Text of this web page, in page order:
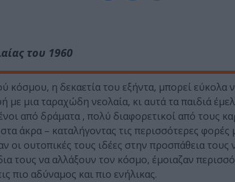
του 1960
κόσμου, η δεκαετία του εξήντα, μπορεί εύκολα
με μια ταραχώδη νεολαία, κι αυτά τα παιδιά
από δράματα , πολύ διαφορετικοί από τους
άκρα – καταλήγοντας τις περισσότερες φορές
οι ουτοπικές τους ιδέες στην προσπάθεια
τους να αλλάξουν τον κόσμο, έμοιαζαν
πιο αδύναμος και πιο ενήλικας.